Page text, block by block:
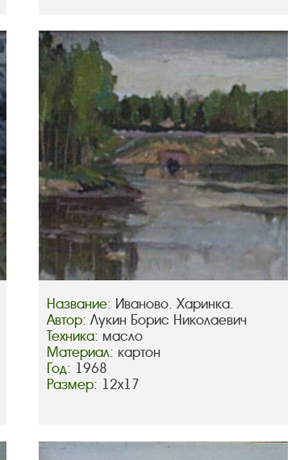
Название: Иваново. Харинка.
Автор: Лукин Борис Николаевич
Техника: масло
Материал: картон
Год: 1968
Размер: 12х17